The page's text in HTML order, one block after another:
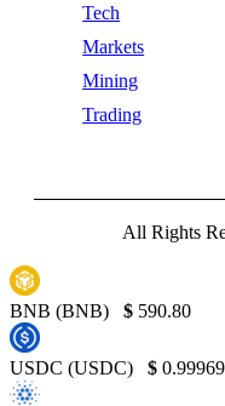
Tech
Markets
Mining
Trading
All Rights
BNB (BNB) $ 590.80
USDC (USDC) $